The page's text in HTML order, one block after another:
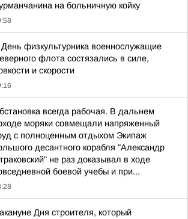
на больничную койку
физкультурника военнослужащие
флота состязались в силе,
и скорости
всегда рабочая. В дальнем
моряки совмещали напряженный
с полноценным отдыхом Экипаж
десантного корабля "Александр
не раз доказывал в ходе
боевой учебы и при...
Дня строителя, который